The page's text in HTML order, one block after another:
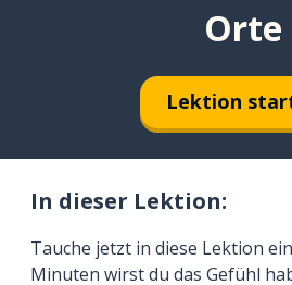
Orte
Lektion
In dieser Lektion:
Tauche jetzt in diese Lektion
Minuten wirst du das Gefühl